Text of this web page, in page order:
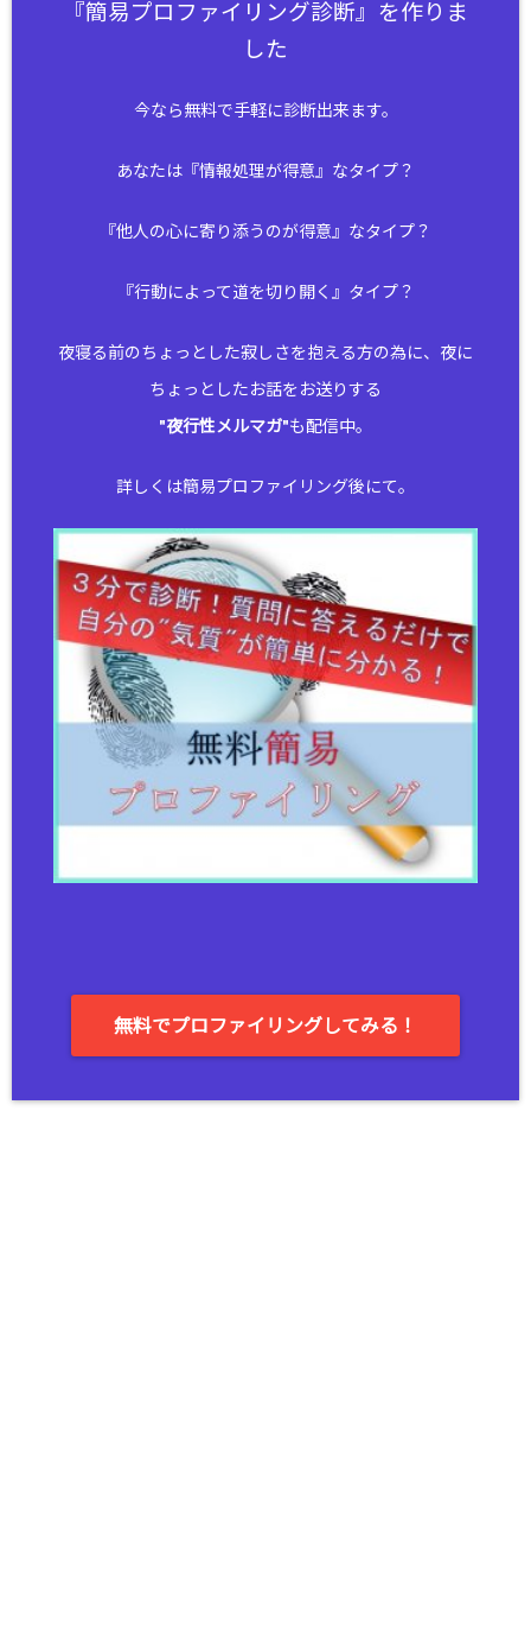
『簡易プロファイリング診断』を作りま
した
今なら無料で手軽に診断出来ます。
あなたは『情報処理が得意』なタイプ？
『他人の心に寄り添うのが得意』なタイプ？
『行動によって道を切り開く』タイプ？
夜寝る前のちょっとした寂しさを抱える方の為に、夜に
ちょっとしたお話をお送りする
"夜行性メルマガ"も配信中。
詳しくは簡易プロファイリング後にて。
無料でプロファイリングしてみる！